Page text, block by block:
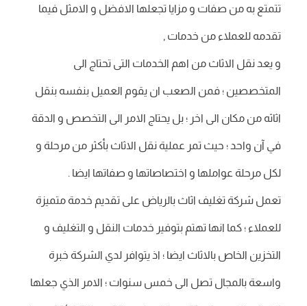
تتمتع به من صفات و مزايا تجعلها الافضل و الامثل فيما
تقدمه للعملاء من خدمات ,
و يعد نقل الاثاث من اهم الخدمات التى تحتاج الى
المتخصصين ؛ فمن الصعب ان يقوم العميل بنفسه بنقل
اثاثه من مكان الى اخر ؛ بل يحتاج الامر الى التخصص و الدقة
في آن واحد ؛ حيث تمر عملية نقل الاثاث بأكثر من مرحلة و
لكل مرحلة عواملها و اختصاصاتها و صفاتها ايضا .
تعمل شركة تغليف اثاث بالرياض على تقديم خدمة متميزة
للعملاء ؛ كما انها تهتم بتوفير خدمات النقل و التغليف و
التخزين الخاص بالاثاث ايضا ؛ اذ يتوافر لدي الشركة خبرة
واسعة بالمجال تصل الى خمس سنوات ؛ الامر الذي جعلها